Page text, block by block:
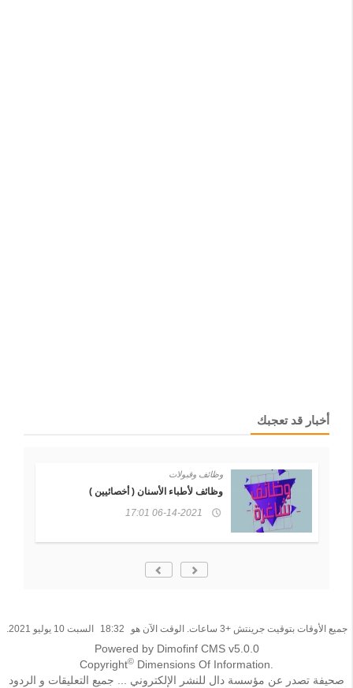
أخبار قد تعجبك
وظائف وقبولات
وظائف لأطباء الأسنان ( أخصائيين )
06-14-2021 17:01
جميع الأوقات بتوقيت جرينتش +3 ساعات. الوقت الآن هو 18:32 السبت 10 يوليو 2021.
Powered by Dimofinf CMS v5.0.0
Copyright© Dimensions Of Information.
صحيفة تصدر عن مؤسسة دال للنشر الإلكتروني ... جميع التعليقات و الردود